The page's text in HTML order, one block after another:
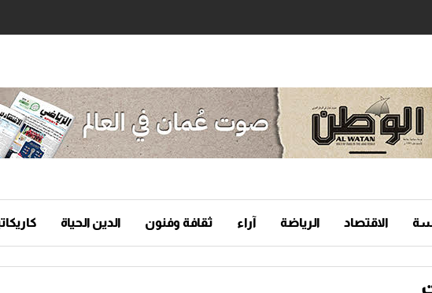
الاقتصاد الرياضة آراء ثقافة وفنون الدين الحياة